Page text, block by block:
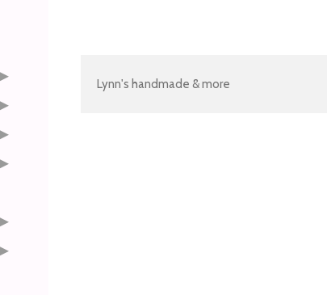
Lynn's handmade & more